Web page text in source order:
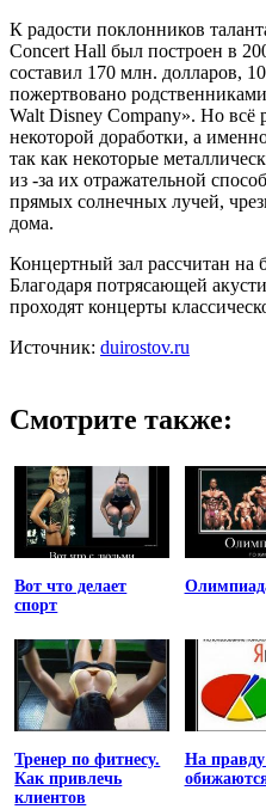
К радости поклонников
Concert Hall был построен в
составил 170 млн. долларов,
пожертвовано
Walt Disney Company». Но всё
некоторой доработки, а
так как некоторые
из -за их отражательной
прямых солнечных лучей,
дома.
Концертный зал рассчитан на
Благодаря потрясающей
проходят концерты
Источник: duirostov.ru
Смотрите также:
Вот что делает
спорт
Тренер по фитнесу.
Как привлечь
клиентов
На правду